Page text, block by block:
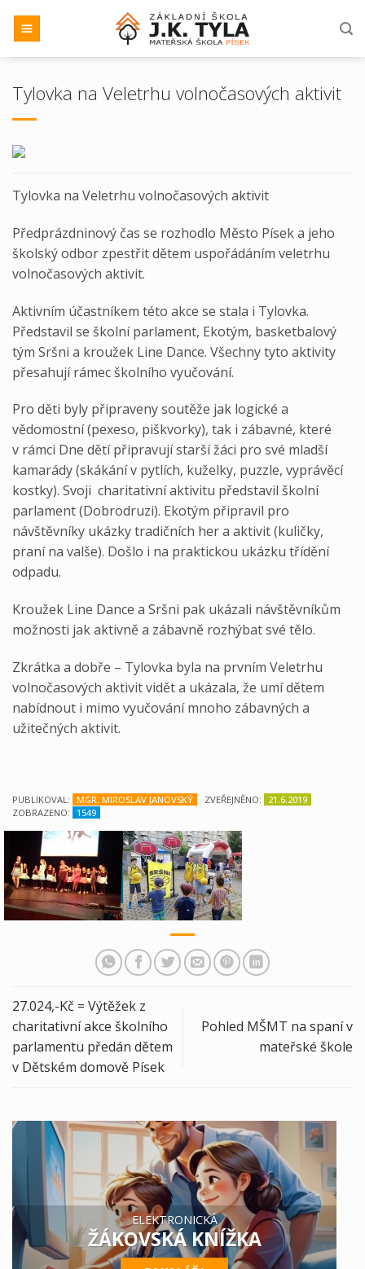
Tylovka na Veletrhu volnočasových aktivit
Tylovka na Veletrhu volnočasových aktivit
Předprázdninový čas se rozhodlo Město Písek a jeho
školský odbor zpestřit dětem uspořádáním veletrhu
volnočasových aktivit.
Aktivním účastníkem této akce se stala i Tylovka.
Představil se školní parlament, Ekotým, basketbalový
tým Sršni a kroužek Line Dance. Všechny tyto aktivity
přesahují rámec školního vyučování.
Pro děti byly připraveny soutěže jak logické a
vědomostní (pexeso, piškvorky), tak i zábavné, které
v rámci Dne dětí připravují starší žáci pro své mladší
kamarády (skákání v pytlích, kuželky, puzzle, vyprávěcí
kostky). Svoji charitativní aktivitu představil školní
parlament (Dobrodruzi). Ekotým připravil pro
návštěvníky ukázky tradičních her a aktivit (kuličky,
praní na valše). Došlo i na praktickou ukázku třídění
odpadu.
Kroužek Line Dance a Sršni pak ukázali návštěvníkům
možnosti jak aktivně a zábavně rozhýbat své tělo.
Zkrátka a dobře – Tylovka byla na prvním Veletrhu
volnočasových aktivit vidět a ukázala, že umí dětem
nabídnout i mimo vyučování mnoho zábavných a
užitečných aktivit.
PUBLIKOVAL: MGR. MIROSLAV JANOVSKÝ ZVEŘEJNĚNO:
21.6.2019
ZOBRAZENO:
1549
27.024,-Kč = Výtěžek z
charitativní akce školního
parlamentu předán dětem
v Dětském domově Písek
Pohled MŠMT na spaní v
mateřské škole
ELEKTRONICKÁ
ŽÁKOVSKÁ KNÍŽKA